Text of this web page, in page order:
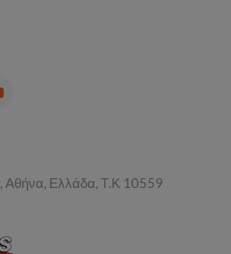
, Αθήνα, Ελλάδα, Τ.Κ 10559